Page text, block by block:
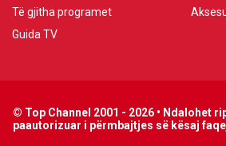
Të gjitha programet
Guida TV
© Top Channel 2001 - 2026 • Ndalohet
paautorizuar i përmbajtjes së kësaj